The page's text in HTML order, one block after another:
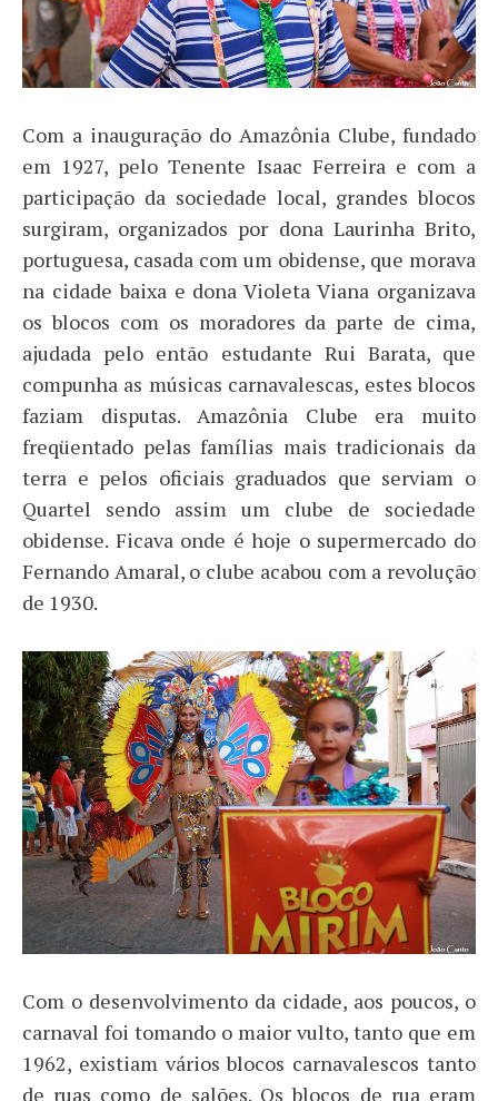
Com a inauguração do Amazônia Clube, fundado
em 1927, pelo Tenente Isaac Ferreira e com a
participação da sociedade local, grandes blocos
surgiram, organizados por dona Laurinha Brito,
portuguesa, casada com um obidense, que morava
na cidade baixa e dona Violeta Viana organizava
os blocos com os moradores da parte de cima,
ajudada pelo então estudante Rui Barata, que
compunha as músicas carnavalescas, estes blocos
faziam disputas. Amazônia Clube era muito
freqüentado pelas famílias mais tradicionais da
terra e pelos oficiais graduados que serviam o
Quartel sendo assim um clube de sociedade
obidense. Ficava onde é hoje o supermercado do
Fernando Amaral, o clube acabou com a revolução
de 1930.
Com o desenvolvimento da cidade, aos poucos, o
carnaval foi tomando o maior vulto, tanto que em
1962, existiam vários blocos carnavalescos tanto
de ruas como de salões. Os blocos de rua eram